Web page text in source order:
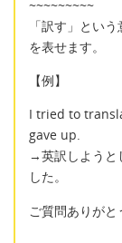
~~~~~~~~~
「訳す」とい
を表せます。
【例】
I tried to
gave up.
→英訳しようと
した。
ご質問ありがと